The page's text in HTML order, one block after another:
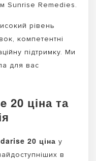
Sunrise Remedies.
рівень
компетентні
підтримку. Ми
для вас
20 ціна та
20 ціна у
в